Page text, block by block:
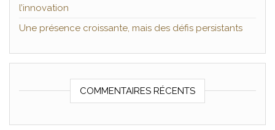
l’innovation
Une présence croissante, mais des défis persistants
COMMENTAIRES RÉCENTS